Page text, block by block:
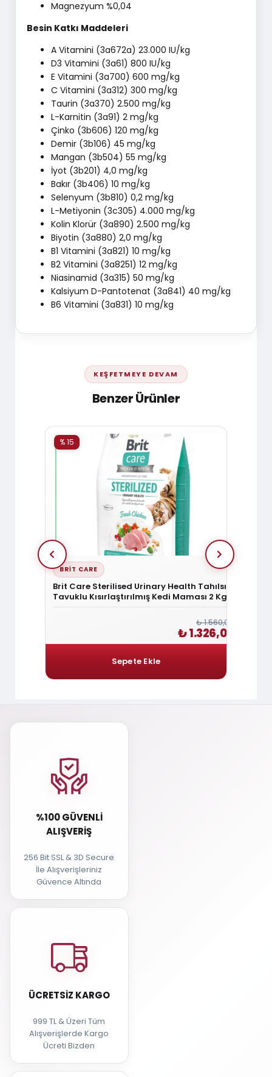
Magnezyum %0,04
Besin Katkı Maddeleri
A Vitamini (3a672a) 23.000 IU/kg
D3 Vitamini (3a61) 800 IU/kg
E Vitamini (3a700) 600 mg/kg
C Vitamini (3a312) 300 mg/kg
Taurin (3a370) 2.500 mg/kg
L-Karnitin (3a91) 2 mg/kg
Çinko (3b606) 120 mg/kg
Demir (3b106) 45 mg/kg
Mangan (3b504) 55 mg/kg
İyot (3b201) 4,0 mg/kg
Bakır (3b406) 10 mg/kg
Selenyum (3b810) 0,2 mg/kg
L-Metiyonin (3c305) 4.000 mg/kg
Kolin Klorür (3a890) 2.500 mg/kg
Biyotin (3a880) 2,0 mg/kg
B1 Vitamini (3a821) 10 mg/kg
B2 Vitamini (3a8251) 12 mg/kg
Niasinamid (3a315) 50 mg/kg
Kalsiyum D-Pantotenat (3a841) 40 mg/kg
B6 Vitamini (3a831) 10 mg/kg
KEŞFETMEYE DEVAM
Benzer Ürünler
BRIT CARE
Brit Care Sterilised Urinary Health Tahılsız
Tavuklu Kısırlaştırılmış Kedi Maması 2 Kg
% 15
₺ 1.560,00
₺ 1.326,00
%100 GÜVENLI
ALIŞVERIŞ
256 Bit SSL & 3D Secure
İle Alışverişleriniz
Güvence Altında
ÜCRETSIZ KARGO
999 TL & Üzeri Tüm
Alışverişlerde Kargo
Ücreti Bizden